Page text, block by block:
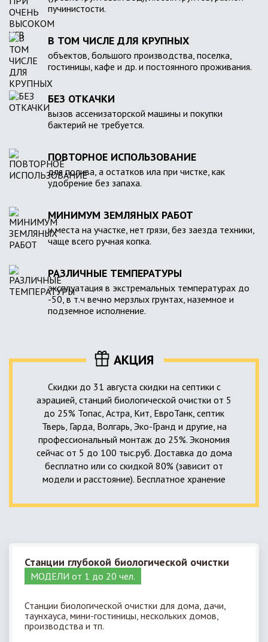
пучинистости.
В ТОМ ЧИСЛЕ ДЛЯ КРУПНЫХ
объектов, большого производства, поселка,
гостиницы, кафе и др. и постоянного проживания.
БЕЗ ОТКАЧКИ
вызов ассенизаторской машины и покупки
бактерий не требуется.
ПОВТОРНОЕ ИСПОЛЬЗОВАНИЕ
для полива, а остатков ила при чистке, как
удобрение без запаха.
МИНИМУМ ЗЕМЛЯНЫХ РАБОТ
и места на участке, нет грязи, без заезда техники,
чаще всего ручная копка.
РАЗЛИЧНЫЕ ТЕМПЕРАТУРЫ
эксплуатация в экстремальных температурах до
-50, в т.ч вечно мерзлых грунтах, наземное и
подземное исполнение.
АКЦИЯ
Скидки до 31 августа скидки на септики с
аэрацией, станций биологической очистки от 5
до 25% Топас, Астра, Кит, ЕвроТанк, септик
Тверь, Гарда, Волгарь, Эко-Гранд и другие, на
профессиональный монтаж до 25%. Экономия
сейчас от 5 до 100 тыс.руб. Доставка до дома
бесплатно или со скидкой 80% (зависит от
модели и расстояние). Бесплатное хранение
Станции глубокой биологической очистки
МОДЕЛИ от 1 до 20 чел.
Станции биологической очистки для дома, дачи,
таунхауса, мини-гостиницы, нескольких домов,
производства и тп.